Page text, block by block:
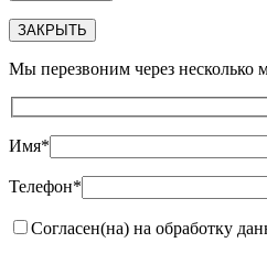
ЗАКРЫТЬ
Мы перезвоним через несколько
Имя*
Телефон*
Согласен(на) на обработку